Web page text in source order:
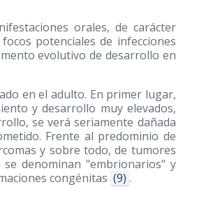
orales, de carácter
potenciales de infecciones
evolutivo de desarrollo en
en el adulto. En primer lugar,
y desarrollo muy elevados,
se verá seriamente dañada
Frente al predominio de
y sobre todo, de tumores
denominan "embrionarios" y
congénitas (9) .